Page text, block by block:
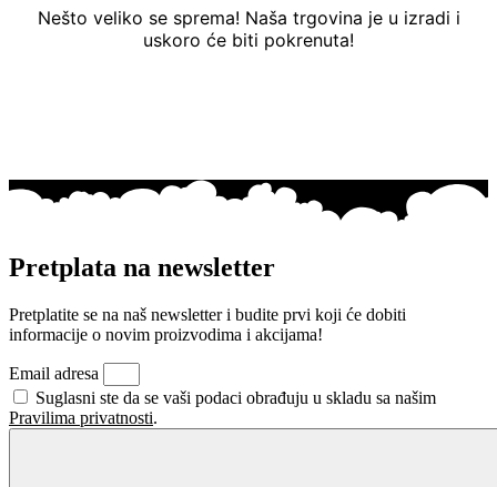
Nešto veliko se sprema! Naša trgovina je u izradi i
uskoro će biti pokrenuta!
Pretplata na newsletter
Pretplatite se na naš newsletter i budite prvi koji će dobiti
informacije o novim proizvodima i akcijama!
Email adresa
Suglasni ste da se vaši podaci obrađuju u skladu sa našim
Pravilima privatnosti.